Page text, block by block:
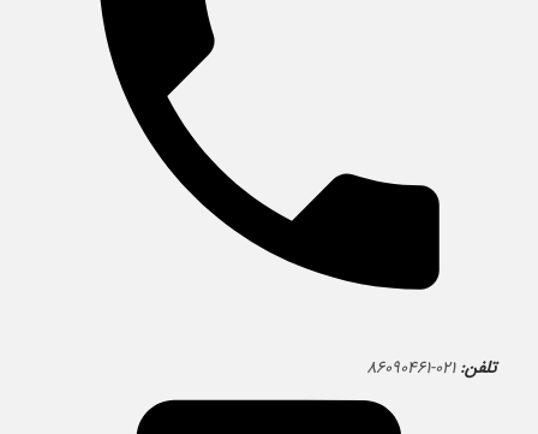
تلفن: ۰۲۱-۸۶۰۹۰۴۶۱